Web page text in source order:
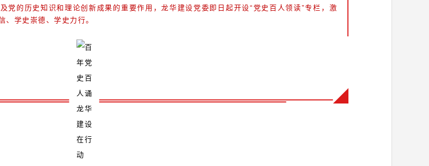
党的历史知识和理论创新成果的重要作用，龙华建设党委即日起开设“党史百人领读”专栏，激
、学史崇德、学史力行。